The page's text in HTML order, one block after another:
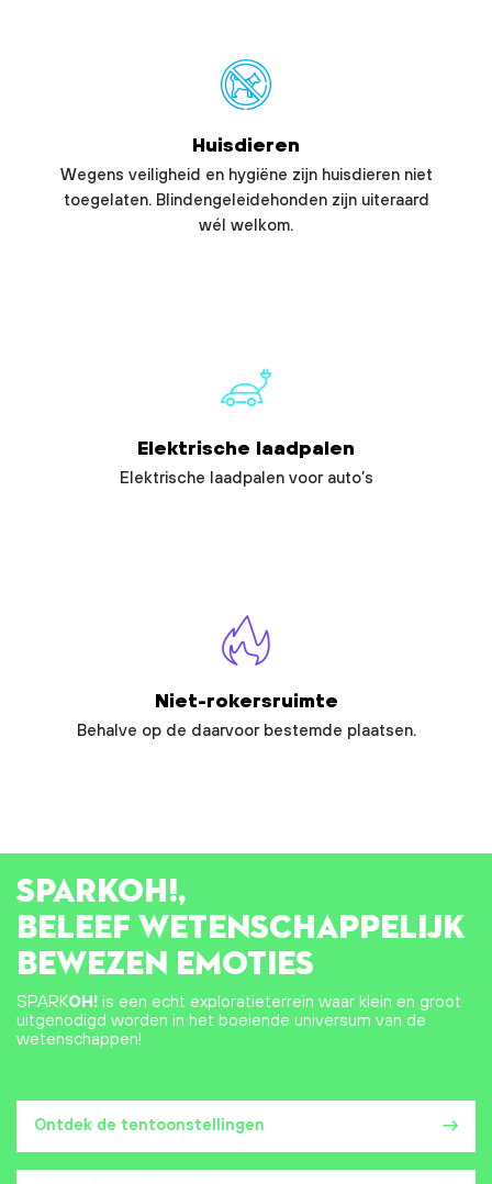
Huisdieren
Wegens veiligheid en hygiëne zijn huisdieren niet
toegelaten. Blindengeleidehonden zijn uiteraard
wél welkom.
Elektrische laadpalen
Elektrische laadpalen voor auto’s
Niet-rokersruimte
Behalve op de daarvoor bestemde plaatsen.
Ontdek de tentoonstellingen
SPARKOH!,
BELEEF WETENSCHAPPELIJK
BEWEZEN EMOTIES
SPARKOH! is een echt exploratieterrein waar klein en groot
uitgenodigd worden in het boeiende universum van de
wetenschappen!